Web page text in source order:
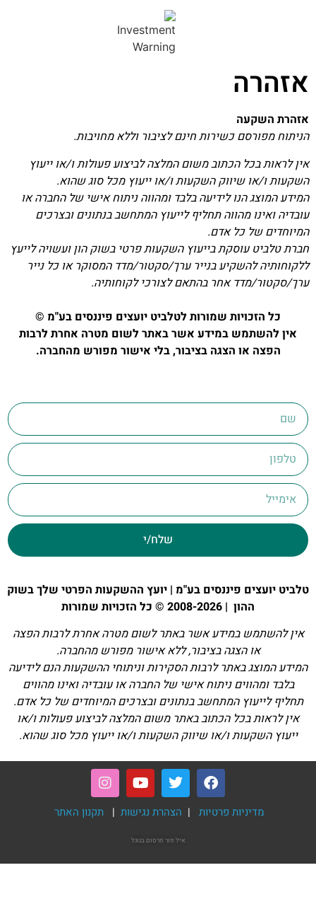
אזהרה
אזהרת השקעה
הניתוח מפורסם כשירות חינם לציבור וללא מחויבות.
אין לראות בכל הכתוב משום המלצה לביצוע פעולות ו/או ייעוץ
השקעות ו/או שיווק השקעות ו/או ייעוץ מכל סוג שהוא.
המידע המוצג הנו לידיעה בלבד ומהווה ניתוח אישי של החברה או
עובדיה ואינו מהווה תחליף לייעוץ המתחשב בנתונים ובצרכים
המיוחדים של כל אדם.
חברת טלביט עוסקת בייעוץ השקעות פרטי בשוק הון ועשויה לייעץ
ללקוחותיה להשקיע בנייר ערך/סקטור/מדד המסוקר או כל נייר
ערך/סקטור/מדד אחר בהתאם לצורכי לקוחותיה.
כל הזכויות שמורות לטלביט יועצים פיננסים בע"מ ©
אין להשתמש במידע אשר באתר לשום מטרה אחרת לרבות
הפצה או הצגה בציבור, בלי אישור מפורש מהחברה.
שלח/י
טלביט יועצים פיננסים בע"מ | יועץ ההשקעות הפרטי שלך בשוק
ההון | 2008-2026 © כל הזכויות שמורות
אין להשתמש במידע אשר באתר לשום מטרה אחרת לרבות הפצה
או הצגה בציבור, ללא אישור מפורש מהחברה.
המידע המוצג באתר לרבות הסקירות וניתוחי ההשקעות הנם לידיעה
בלבד ומהווים ניתוח אישי של החברה או עובדיה ואינו מהווים
תחליף לייעוץ המתחשב בנתונים ובצרכים המיוחדים של כל אדם.
אין לראות בכל הכתוב באתר משום המלצה לביצוע פעולות ו/או
ייעוץ השקעות ו/או שיווק השקעות ו/או ייעוץ מכל סוג שהוא.
מדיניות פרטיות | הצהרת נגישות | תקנון האתר
איל פור פרסום בגוגל